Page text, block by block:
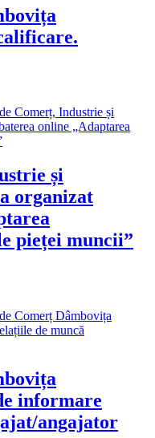
și
organizat
pieței muncii”
informare
angajator